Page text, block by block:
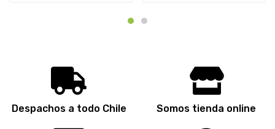
Despachos a todo Chile Somos tienda online